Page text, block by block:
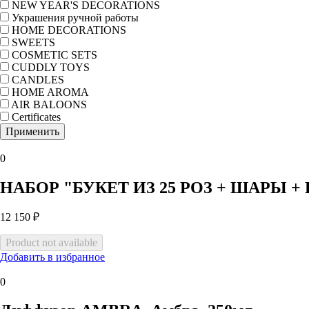
NEW YEAR'S DECORATIONS
Украшения ручной работы
HOME DECORATIONS
SWEETS
COSMETIC SETS
CUDDLY TOYS
CANDLES
HOME AROMA
AIR BALOONS
Certificates
0
НАБОР "БУКЕТ ИЗ 25 РОЗ + ШАРЫ
12 150 ₽
Добавить в избранное
0